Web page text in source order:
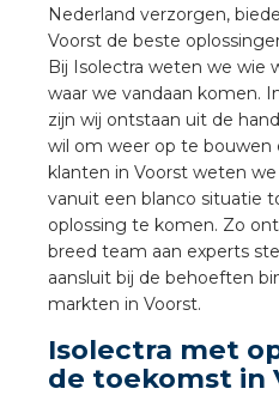
Nederland verzorgen,
Voorst de beste
Bij Isolectra weten we wie
waar we vandaan komen.
zijn wij ontstaan uit de
wil om weer op te bouwen
klanten in Voorst weten
vanuit een blanco situatie
oplossing te komen. Zo
breed team aan experts
aansluit bij de behoeften
markten in Voorst.
Isolectra met
de toekomst in
installeren in
installeren in de
stekerbare vlakkabel
GST®
RST®